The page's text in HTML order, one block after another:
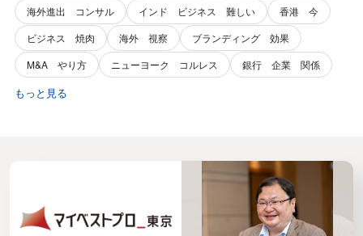
海外進出 コンサル
インド ビジネス 難しい
香港 今
ビジネス 焼肉
海外 視察
ブランディング 効果
M&A やり方
ニューヨーク コルレス 銀行 企業 関係
もっと見る